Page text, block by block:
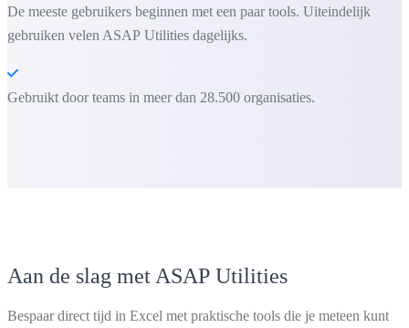
De meeste gebruikers beginnen met een paar tools. Uiteindelijk
gebruiken velen ASAP Utilities dagelijks.
Gebruikt door teams in meer dan 28.500 organisaties.
Aan de slag met ASAP Utilities
Bespaar direct tijd in Excel met praktische tools die je meteen kunt